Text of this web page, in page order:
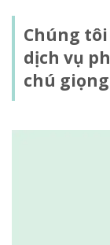
Chúng
dịch vụ
chú